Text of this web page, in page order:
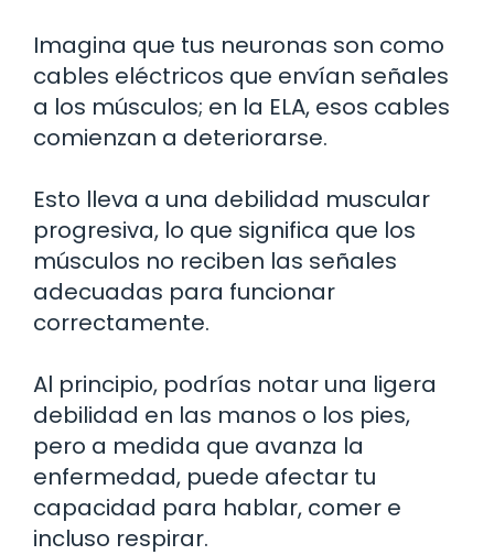
Imagina que tus neuronas son como
cables eléctricos que envían señales
a los músculos; en la ELA, esos cables
comienzan a deteriorarse.
Esto lleva a una debilidad muscular
progresiva, lo que significa que los
músculos no reciben las señales
adecuadas para funcionar
correctamente.
Al principio, podrías notar una ligera
debilidad en las manos o los pies,
pero a medida que avanza la
enfermedad, puede afectar tu
capacidad para hablar, comer e
incluso respirar.